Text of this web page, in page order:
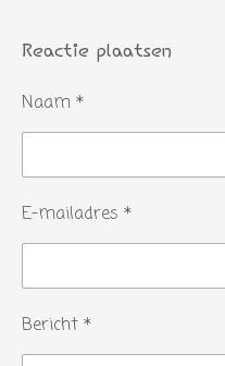
Reactie plaatsen
Naam *
E-mailadres *
Bericht *